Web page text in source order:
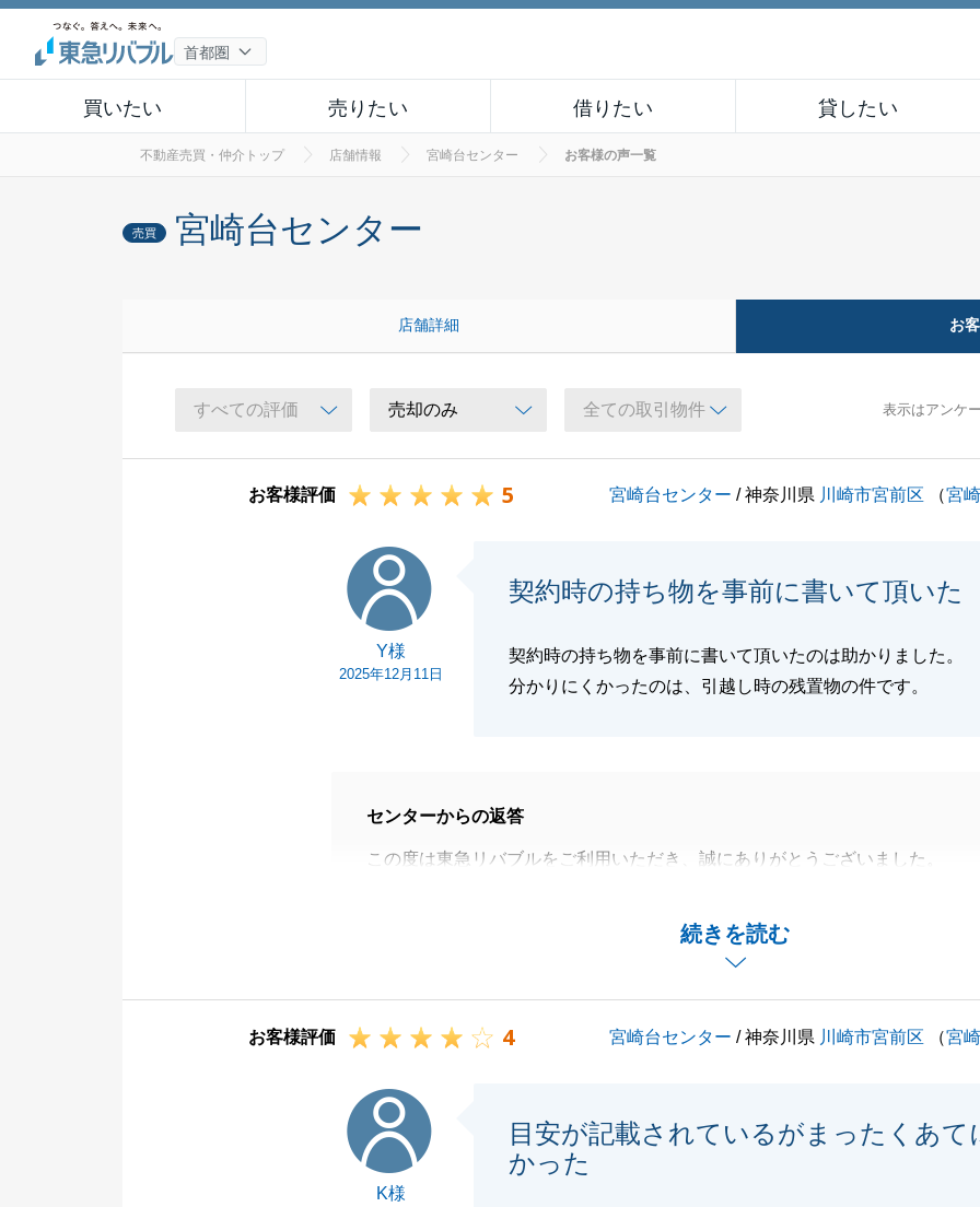
買いたい 売りたい 借りたい 貸したい
不動産売買・仲介トップ 店舗情報 宮崎台センター お客様の声一覧
売買 宮崎台センター
店舗詳細 お
表示はアンケ
お客様評価 5 宮崎台センター / 神奈川県 川崎市宮前区 （宮
Y様
2025年12月11日
契約時の持ち物を事前に書いて頂いた
契約時の持ち物を事前に書いて頂いたのは助かりました。
分かりにくかったのは、引越し時の残置物の件です。
続きを読む
センターからの返答
この度は東急リバブルをご利用いただき、誠にありがとうございました。
また、残置物の件ご迷惑をおかけし申し訳ございませんでした。
今後、不動産のお取引をご検討される機会がございましたら、ぜひ私までお
閉じる
お客様評価 4 宮崎台センター / 神奈川県 川崎市宮前区 （宮
K様
目安が記載されているがまったくあて
かった